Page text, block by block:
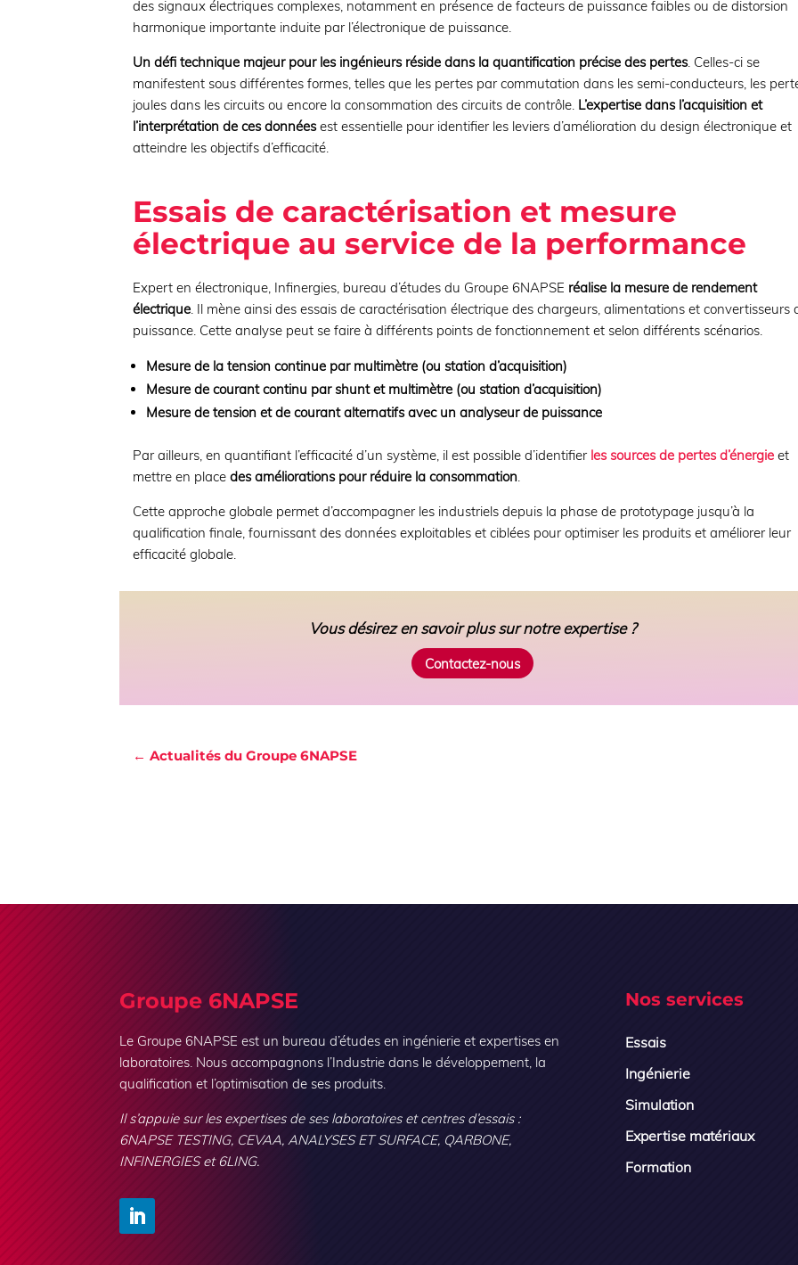
des signaux électriques complexes, notamment en présence de facteurs de puissance faibles ou de distorsion
harmonique importante induite par l’électronique de puissance.
Un défi technique majeur pour les ingénieurs réside dans la quantification précise des pertes. Celles-ci se
manifestent sous différentes formes, telles que les pertes par commutation dans les semi-conducteurs, les
joules dans les circuits ou encore la consommation des circuits de contrôle. L’expertise dans l’acquisition et
l’interprétation de ces donnéesest essentielle pour identifier les leviers d’amélioration du design électronique et
atteindre les objectifs d’efficacité.
Essais de caractérisation et mesure
électrique au service de la performance
Expert en électronique, Infinergies, bureau d’études du Groupe 6NAPSE réalise la mesure de rendement
électrique. Il mène ainsi des essais de caractérisation électrique des chargeurs, alimentations et convertisseurs
puissance. Cette analyse peut se faire à différents points de fonctionnement et selon différents scénarios.
Mesure de la tension continue par multimètre (ou station d’acquisition)
Mesure de courant continu par shunt et multimètre (ou station d’acquisition)
Mesure de tension et de courant alternatifs avec un analyseur de puissance
Par ailleurs, en quantifiant l’efficacité d’un système, il est possible d’identifier les sources de pertes d’énergie et
mettre en placedes améliorations pour réduire la consommation.
Cette approche globale permet d’accompagner les industriels depuis la phase de prototypage jusqu’à la
qualification finale, fournissant des données exploitables et ciblées pour optimiser les produits et améliorer leur
efficacité globale.
Vous désirez en savoir plus sur notre expertise ?
Contactez-nous
← Actualités du Groupe 6NAPSE
Groupe 6NAPSE
Le Groupe 6NAPSE est un bureau d’études en ingénierie et expertises en
laboratoires. Nous accompagnons l’Industrie dans le développement, la
qualification et l’optimisation de ses produits.
Il s’appuie sur les expertises de ses laboratoires et centres d’essais :
6NAPSE TESTING, CEVAA, ANALYSES ET SURFACE, QARBONE,
INFINERGIES et 6LING.
Nos services
Essais
Ingénierie
Simulation
Expertise matériaux
Formation